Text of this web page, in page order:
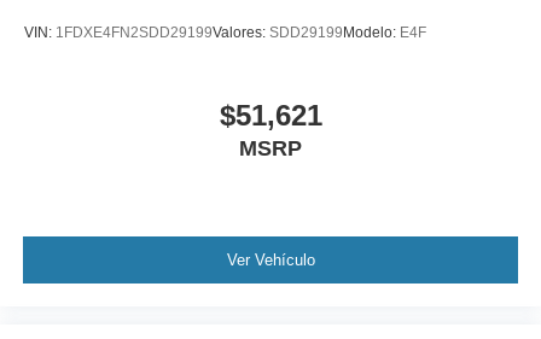
VIN: 1FDXE4FN2SDD29199Valores: SDD29199 Modelo: E4F
$51,621
MSRP
Ver Vehículo